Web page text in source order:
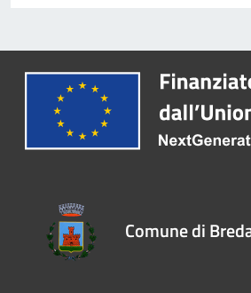
Comune di